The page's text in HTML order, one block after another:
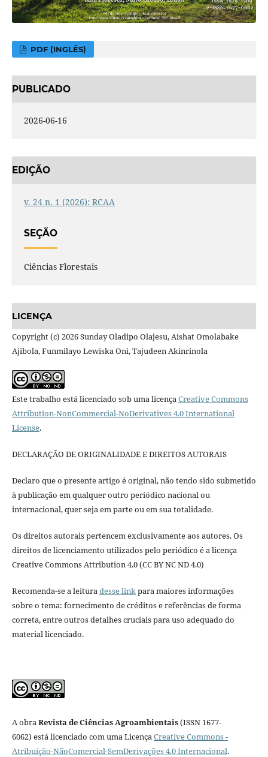
PDF (INGLÊS)
PUBLICADO
2026-06-16
EDIÇÃO
v. 24 n. 1 (2026): RCAA
SEÇÃO
Ciências Florestais
LICENÇA
Copyright (c) 2026 Sunday Oladipo Olajesu, Aishat Omolabake
Ajibola, Funmilayo Lewiska Oni, Tajudeen Akinrinola
Este trabalho está licenciado sob uma licençaCreative Commons
Attribution-NonCommercial-NoDerivatives 4.0 International
License.
DECLARAÇÃO DE ORIGINALIDADE E DIREITOS AUTORAIS
Declaro que o presente artigo é original, não tendo sido submetido
à publicação em qualquer outro periódico nacional ou
internacional, quer seja em parte ou em sua totalidade.
Os direitos autorais pertencem exclusivamente aos autores. Os
direitos de licenciamento utilizados pelo periódico é a licença
Creative Commons Attribution 4.0 (CC BY NC ND 4.0)
Recomenda-se a leituradesse linkpara maiores informações
sobre o tema: fornecimento de créditos e referências de forma
correta, entre outros detalhes cruciais para uso adequado do
material licenciado.
A obra Revista de Ciências Agroambientais(ISSN 1677-
6062) está licenciado com uma Licença Creative Commons -
Atribuição-NãoComercial-SemDerivações 4.0 Internacional.